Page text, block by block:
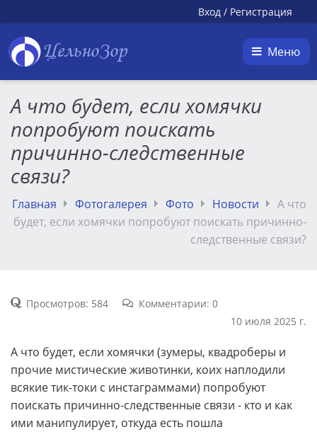
Вход / Регистрация
ЦельноЗор Меню
А что будет, если хомячки
попробуют поискать
причинно-следственные
связи?
Главная Фотогалерея Фото Новости
А что
будет, если хомячки попробуют поискать причинно-
следственные связи?
Просмотров: 584
Комментарии: 0
10 июля 2025 г.
А что будет, если хомячки (зумеры, квадроберы и
прочие мистические животинки, коих наплодили
всякие тик-токи с инстаграммами) попробуют
поискать причинно-следственные связи - кто и как
ими манипулирует, откуда есть пошла